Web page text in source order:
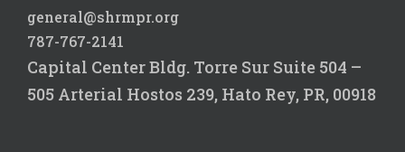
general@shrmpr.org
787-767-2141
Capital Center Bldg. Torre Sur Suite 504 –
505 Arterial Hostos 239, Hato Rey, PR, 00918